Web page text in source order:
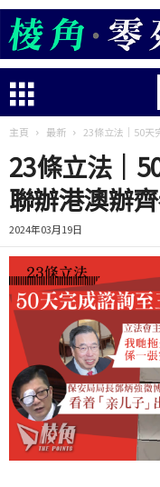
主頁 最新 23條立法｜50天
23條立法｜
聯辦港澳辦
2024年03月19日